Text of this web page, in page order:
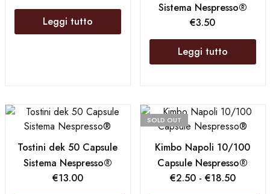
Leggi tutto
Sistema Nespresso®
€3.50
Leggi tutto
Tostini dek 50 Capsule
Sistema Nespresso®
€13.00
SOLD OUT
Kimbo Napoli 10/100
Capsule Nespresso®
€2.50 - €18.50